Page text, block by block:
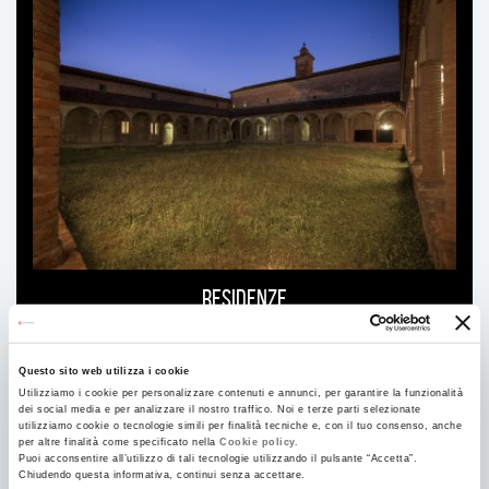
Questo sito web utilizza i cookie
Utilizziamo i cookie per personalizzare contenuti e annunci, per garantire la funzionalità
dei social media e per analizzare il nostro traffico. Noi e terze parti selezionate
utilizziamo cookie o tecnologie simili per finalità tecniche e, con il tuo consenso, anche
per altre finalità come specificato nellaCookie policy.
Puoi acconsentire all’utilizzo di tali tecnologie utilizzando il pulsante “Accetta”.
Chiudendo questa informativa, continui senza accettare.
Ti
può
interessare
Residenze